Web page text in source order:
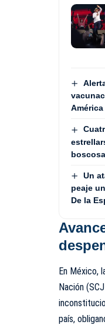
América
Un
peaje
De la
En México,
Nación
país,